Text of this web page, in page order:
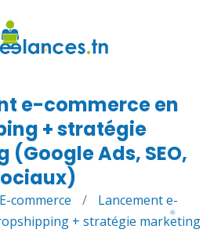
e-commerce en
+ stratégie
(Google Ads, SEO,
commerce /
Lancement e-
+ stratégie marketing